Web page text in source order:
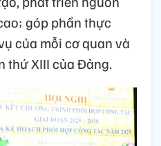
góp phần thực
của mỗi cơ quan và
thứ XIII của Đảng.